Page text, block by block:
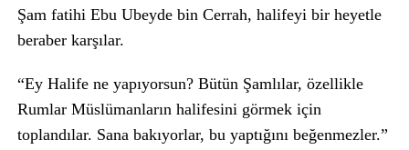
Şam fatihi Ebu Ubeyde bin Cerrah, halifeyi bir heyetle
beraber karşılar.
“Ey Halife ne yapıyorsun? Bütün Şamlılar, özellikle
Rumlar Müslümanların halifesini görmek için
toplandılar. Sana bakıyorlar, bu yaptığını beğenmezler.”